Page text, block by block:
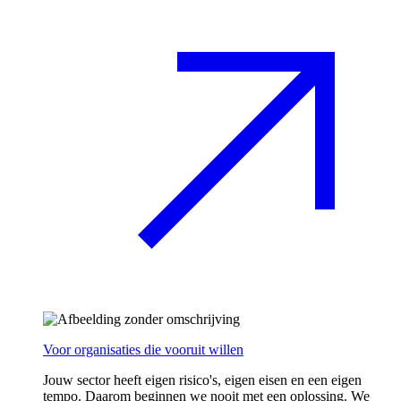
Voor organisaties die vooruit willen
Jouw sector heeft eigen risico's, eigen eisen en een eigen
tempo. Daarom beginnen we nooit met een oplossing. We